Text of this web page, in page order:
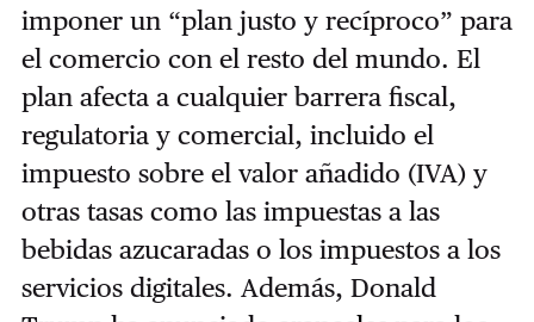
imponer un “plan justo y recíproco” para
el comercio con el resto del mundo. El
plan afecta a cualquier barrera fiscal,
regulatoria y comercial, incluido el
impuesto sobre el valor añadido (IVA) y
otras tasas como las impuestas a las
bebidas azucaradas o los impuestos a los
servicios digitales. Además, Donald